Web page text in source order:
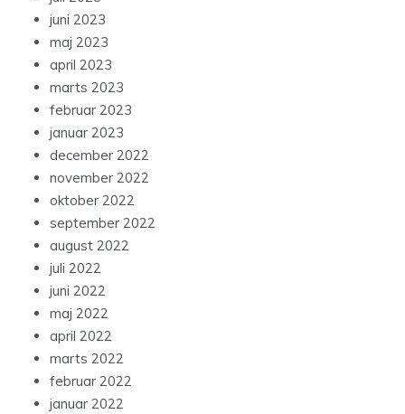
juni 2023
maj 2023
april 2023
marts 2023
februar 2023
januar 2023
december 2022
november 2022
oktober 2022
september 2022
august 2022
juli 2022
juni 2022
maj 2022
april 2022
marts 2022
februar 2022
januar 2022